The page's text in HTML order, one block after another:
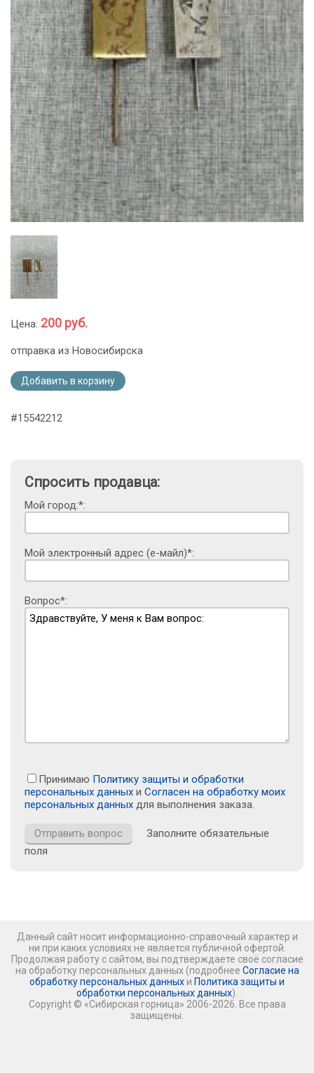
Цена: 200 руб.
отправка из Новосибирска
Добавить в корзину
#15542212
Спросить продавца:
Мой город:*:
Мой электронный адрес (е-майл)*:
Вопрос*:
Принимаю Политику защиты и обработки
персональных данных и Согласен на обработку моих
персональных данных для выполнения заказа.
Заполните обязательные
поля
Данный сайт носит информационно-справочный характер и
ни при каких условиях не является публичной офертой.
Продолжая работу с сайтом, вы подтверждаете своё согласие
на обработку персональных данных (подробнее Согласие на
обработку персональных данных и Политика защиты и
обработки персональных данных).
Copyright © «Сибирская горница» 2006-2026. Все права
защищены.